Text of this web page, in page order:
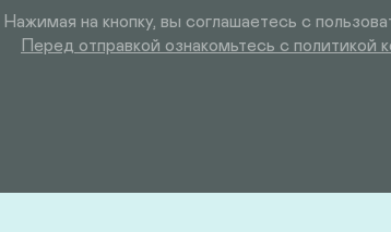
Нажимая на кнопку, вы соглашаетесь с
Перед отправкой ознакомьтесь с политикой